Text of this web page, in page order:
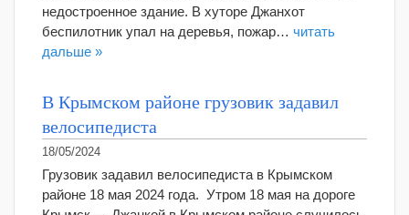
недостроенное здание. В хуторе Джанхот
беспилотник упал на деревья, пожар… читать
дальше »
В Крымском районе грузовик задавил
велосипедиста
18/05/2024
Грузовик задавил велосипедиста в Крымском
районе 18 мая 2024 года. Утром 18 мая на дороге